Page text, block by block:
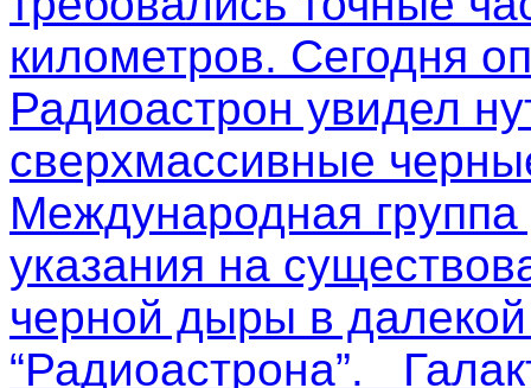
километров. Сегодня
Радиоастрон увидел
сверхмассивные
Международная
указания на
черной дыры в
“Радиоастрона”.